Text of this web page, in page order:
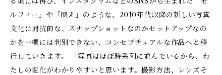
ルフィー」や「映え」のような、2010年代以降の新しい写真
文化に対抗的な、スナップショットなのかセットアップなの
かを一概には判別できない、コンセプチュアルな作品へと移
行していきます。 「写真はほぼ時系列に並んでいるから、わ
たしの変化がわかりやすいと思います。撮影方法、レンズそ